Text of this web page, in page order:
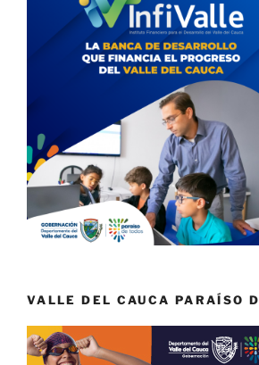
VALLE DEL CAUCA PARAÍSO